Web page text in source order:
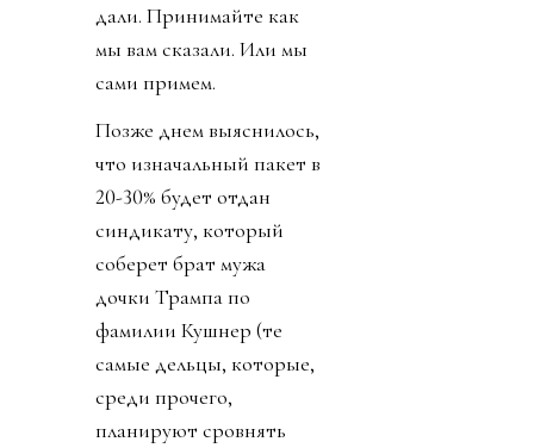
дали. Принимайте как
мы вам сказали. Или мы
сами примем.
Позже днем выяснилось,
что изначальный пакет в
20-30% будет отдан
синдикату, который
соберет брат мужа
дочки Трампа по
фамилии Кушнер (те
самые дельцы, которые,
среди прочего,
планируют сровнять